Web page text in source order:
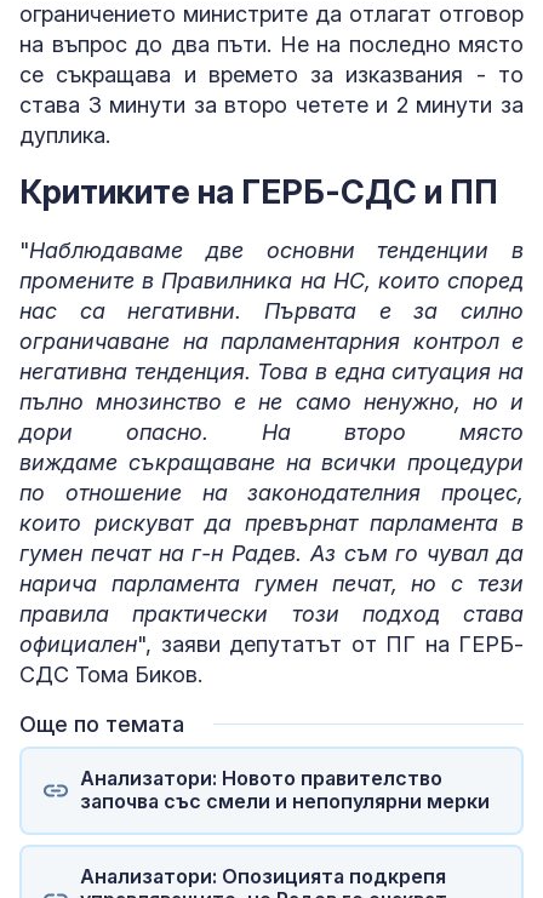
ограничението министрите да отлагат отговор
на въпрос до два пъти. Не на последно място
се съкращава и времето за изказвания - то
става 3 минути за второ четете и 2 минути за
дуплика.
Критиките на ГЕРБ-СДС и ПП
"Наблюдаваме две основни тенденции в
промените в Правилника на НС, които според
нас са негативни. Първата е за силно
ограничаване на парламентарния контрол е
негативна тенденция. Това в една ситуация на
пълно мнозинство е не само ненужно, но и
дори опасно. На второ място
виждаме съкращаване на всички процедури
по отношение на законодателния процес,
които рискуват да превърнат парламента в
гумен печат на г-н Радев. Аз съм го чувал да
нарича парламента гумен печат, но с тези
правила практически този подход става
официален", заяви депутатът от ПГ на ГЕРБ-
СДС Тома Биков.
Още по темата
Анализатори: Новото правителство
започва със смели и непопулярни мерки
Анализатори: Опозицията подкрепя